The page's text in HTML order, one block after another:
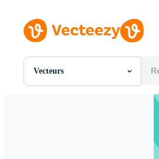
Vecteurs
Toutes Images